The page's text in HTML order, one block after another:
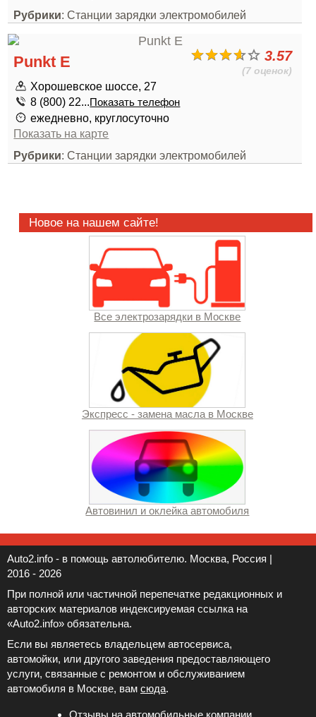
Рубрики: Станции зарядки электромобилей
3.57
(7 оценок)
Punkt E
Хорошевское шоссе, 27
8 (800) 22...Показать телефон
ежедневно, круглосуточно
Показать на карте
Рубрики: Станции зарядки электромобилей
Новое на нашем сайте!
Все электрозарядки в Москве
Экспресс - замена масла в Москве
Автовинил и оклейка автомобиля
Auto2.info - в помощь автолюбителю. Москва, Россия |
2016 - 2026
При полной или частичной перепечатке редакционных и
авторских материалов индексируемая ссылка на
«Auto2.info» обязательна.
Если вы являетесь владельцем автосервиса,
автомойки, или другого заведения предоставляющего
услуги, связанные с ремонтом и обслуживанием
автомобиля в Москве, вам сюда.
Отзывы на автомобильные компании